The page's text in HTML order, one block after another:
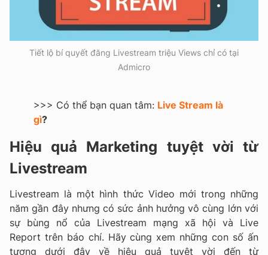
Tiết lộ bí quyết đăng Livestream triệu Views chỉ có tại
Admicro
>>> Có thể bạn quan tâm: Live Stream là
gì?
Hiệu quả Marketing tuyệt vời từ
Livestream
Livestream là một hình thức Video mới trong những
năm gần đây nhưng có sức ảnh hưởng vô cùng lớn với
sự bùng nổ của Livestream mạng xã hội và Live
Report trên báo chí. Hãy cùng xem những con số ấn
tượng dưới đây về hiệu quả tuyệt vời đến từ